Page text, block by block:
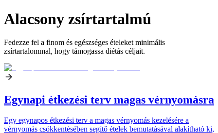
Alacsony zsírtartalmú
Fedezze fel a finom és egészséges ételeket minimális
zsírtartalommal, hogy támogassa diétás céljait.
Egynapi étkezési terv magas vérnyomásra
Egy egynapos étkezési terv a magas vérnyomás kezelésére a
vérnyomás csökkentésében segítő ételek bemutatásával alakítható ki,